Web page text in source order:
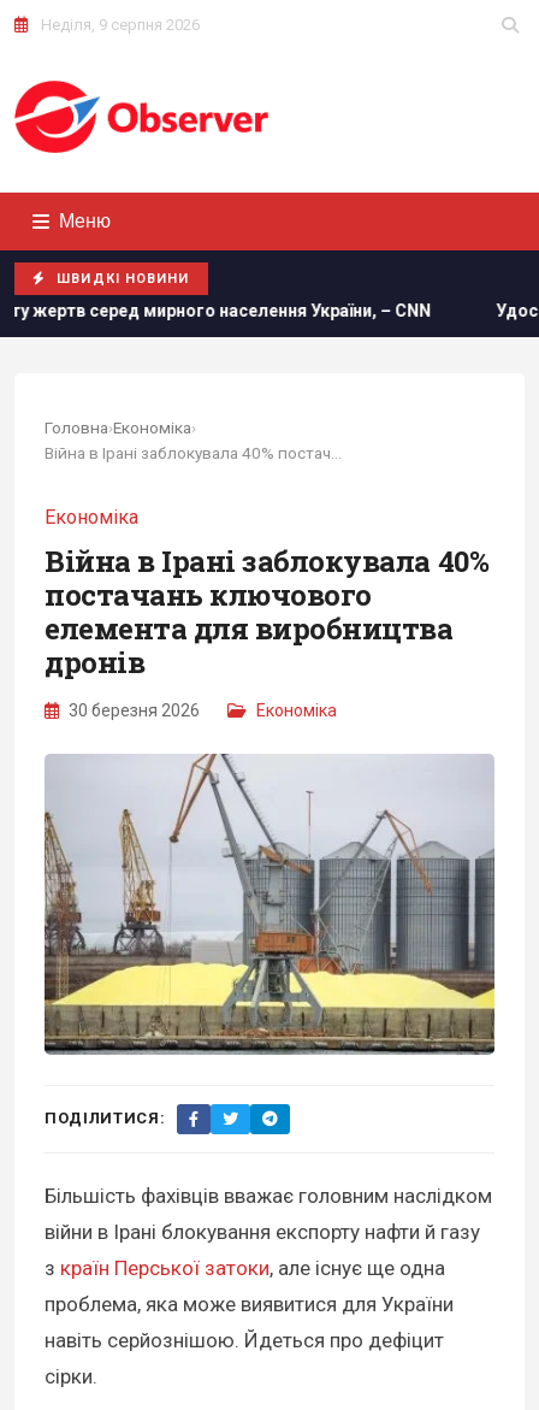
Неділя, 9 серпня 2026
Меню
ШВИДКІ НОВИНИ
населення України, – CNN Удосконалені "Герані"
Головна›Економіка›
Економіка
Війна в Ірані заблокувала 40%
постачань ключового
елемента для виробництва
дронів
30 березня 2026 Економіка
ПОДІЛИТИСЯ:
Більшість фахівців вважає головним наслідком
війни в Ірані блокування експорту нафти й газу
з країн Перської затоки, але існує ще одна
проблема, яка може виявитися для України
навіть серйознішою. Йдеться про дефіцит
сірки.